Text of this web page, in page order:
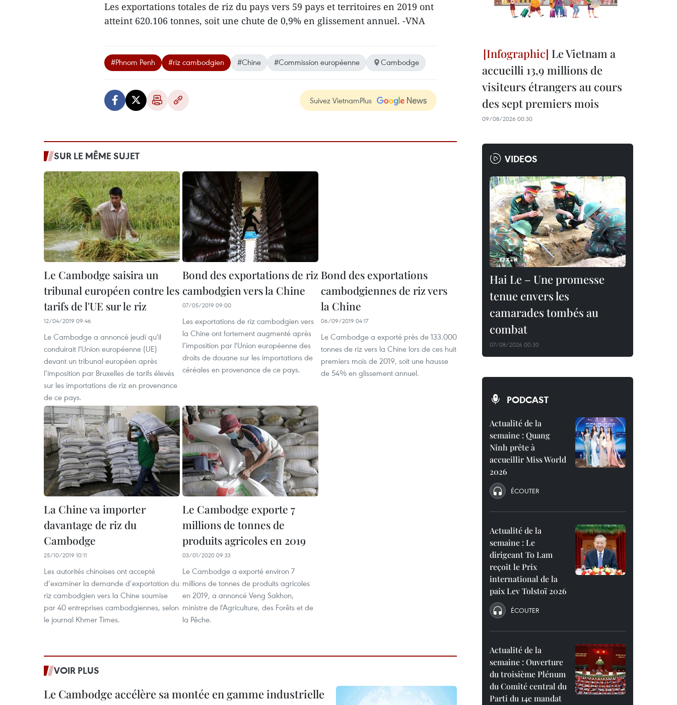
Les exportations totales de riz du pays vers 59 pays et territoires en 2019 ont
atteint 620.106 tonnes, soit une chute de 0,9% en glissement annuel. -VNA
#Phnom Penh #riz cambodgien #Chine #Commission européenne Cambodge
Suivez VietnamPlus
SUR LE MÊME SUJET
Le Cambodge saisira un
tribunal européen contre les
tarifs de l'UE sur le riz
12/04/2019 09:46
Le Cambodge a annoncé jeudi qu'il
conduirait l'Union européenne (UE)
devant un tribunal européen après
l’imposition par Bruxelles de tarifs élevés
sur les importations de riz en provenance
de ce pays.
Bond des exportations de riz
cambodgien vers la Chine
07/05/2019 09:00
Les exportations de riz cambodgien vers
la Chine ont fortement augmenté après
l’imposition par l'Union européenne des
droits de douane sur les importations de
céréales en provenance de ce pays.
Bond des exportations
cambodgiennes de riz vers
la Chine
06/09/2019 04:17
Le Cambodge a exporté près de 133.000
tonnes de riz vers la Chine lors de ces huit
premiers mois de 2019, soit une hausse
de 54% en glissement annuel.
La Chine va importer
davantage de riz du
Cambodge
25/10/2019 10:11
Les autorités chinoises ont accepté
d’examiner la demande d’exportation du
riz cambodgien vers la Chine soumise
par 40 entreprises cambodgiennes, selon
le journal Khmer Times.
Le Cambodge exporte 7
millions de tonnes de
produits agricoles en 2019
03/01/2020 09:33
Le Cambodge a exporté environ 7
millions de tonnes de produits agricoles
en 2019, a annoncé Veng Sakhon,
ministre de l'Agriculture, des Forêts et de
la Pêche.
VOIR PLUS
Le Cambodge accélère sa montée en gamme industrielle
Le Vietnam a
accueilli 13,9 millions de
visiteurs étrangers au cours
des sept premiers mois
09/08/2026 00:30
VIDEOS
Hai Le – Une promesse
tenue envers les
camarades tombés au
combat
07/08/2026 00:30
PODCAST
Actualité de la
semaine : Quang
Ninh prête à
accueillir Miss World
2026
ÉCOUTER
Actualité de la
semaine : Le
dirigeant To Lam
reçoit le Prix
international de la
paix Lev Tolstoï 2026
ÉCOUTER
Actualité de la
semaine : Ouverture
du troisième Plénum
du Comité central du
Parti du 14e mandat